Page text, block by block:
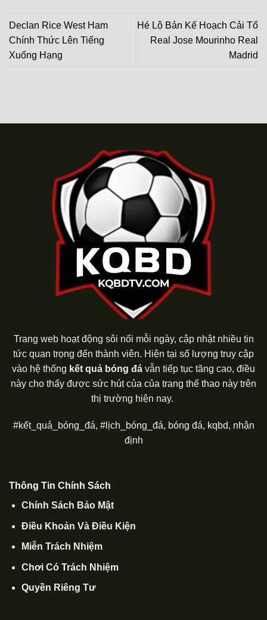
Declan Rice West Ham
Chính Thức Lên Tiếng
Xuống Hạng
Hé Lộ Bản Kế Hoạch Cải Tổ
Real Jose Mourinho Real
Madrid
Trang web hoạt động sôi nổi mỗi ngày, cập nhật nhiều tin
tức quan trọng đến thành viên. Hiện tại số lượng truy cập
vào hệ thống kết quả bóng đá vẫn tiếp tục tăng cao, điều
này cho thấy được sức hút của của trang thể thao này trên
thị trường hiện nay.
#kết_quả_bóng_đá, #lịch_bóng_đá, bóng đá, kqbd, nhận
định
Thông Tin Chính Sách
Chính Sách Bảo Mật
Điều Khoản Và Điều Kiện
Miễn Trách Nhiệm
Chơi Có Trách Nhiệm
Quyền Riêng Tư